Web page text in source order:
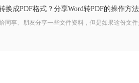
换成PDF格式？分享Word转PDF的操作方
事、朋友分享一些文件资料，但是如果这份文件